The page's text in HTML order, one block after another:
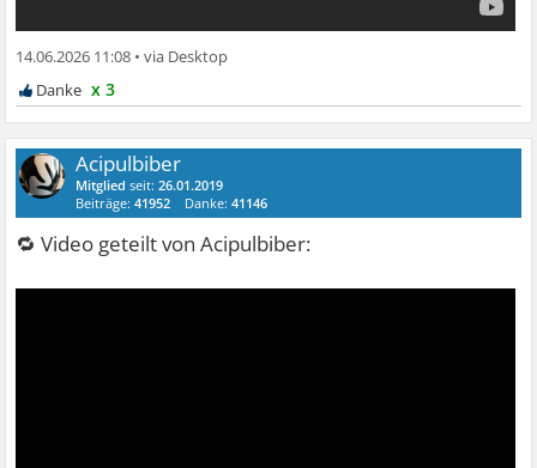
14.06.2026 11:08 •
x 3
Acipulbiber
Mitglied seit:26.01.2019
Beiträge:41952 Danke:41146
🔁 Video geteilt von Acipulbiber: